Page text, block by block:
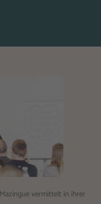
vermittelt in ihrer